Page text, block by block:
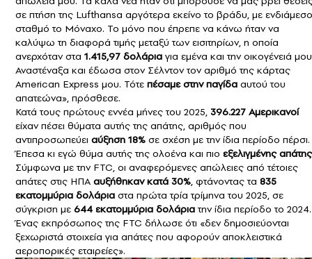
σε πτήση της Lufthansa αργότερα εκείνο το βράδυ, με ενδιάμεσο
σταθμό το Μόναχο. Το μόνο που έπρεπε να κάνω ήταν να
καλύψω τη διαφορά τιμής μεταξύ των εισιτηρίων, η οποία
ανερχόταν στα 1.415,97 δολάρια για εμένα και την οικογένειά
Αναστέναξα και έδωσα στον Σέλντον τον αριθμό της κάρτας
American Express μου. Τότε πέσαμε στην παγίδα αυτού του
απατεώνα», πρόσθεσε.
Κατά τους πρώτους εννέα μήνες του 2025, 396.227 Αμερικανοί
είχαν πέσει θύματα αυτής της απάτης, αριθμός που
αντιπροσωπεύει αύξηση 18% σε σχέση με την ίδια περίοδο πέρσι.
Έπεσα κι εγώ θύμα αυτής της ολοένα και πιο εξελιγμένης απάτης
Σύμφωνα με την FTC, οι αναφερόμενες απώλειες από τέτοιες
απάτες στις ΗΠΑ αυξήθηκαν κατά 30%, φτάνοντας τα 835
εκατομμύρια δολάρια στα πρώτα τρία τρίμηνα του 2025, σε
σύγκριση με 644 εκατομμύρια δολάριατην ίδια περίοδο το 2024.
Ένας εκπρόσωπος της FTC δήλωσε ότι «δεν δημοσιεύονται
ξεχωριστά στοιχεία για απάτες που αφορούν αποκλειστικά
αεροπορικές εταιρείες».